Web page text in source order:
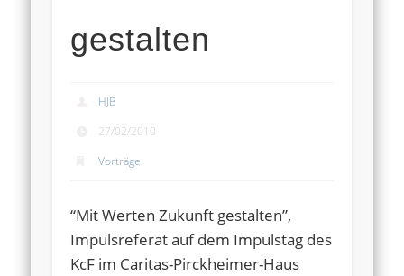
gestalten
HJB
27/02/2010
Vorträge
“Mit Werten Zukunft gestalten”,
Impulsreferat auf dem Impulstag des
KcF im Caritas-Pirckheimer-Haus